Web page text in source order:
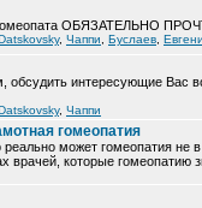
гомеопата ОБЯЗАТЕЛЬНО
, Чаппи Буслаев
обсудить интересующие Вас
, Чаппи
гомеопатия
может гомеопатия не
врачей, которые гомеопатию